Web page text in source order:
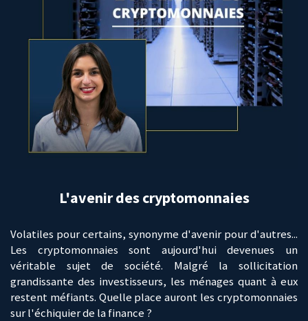
L'avenir des cryptomonnaies
Volatiles pour certains, synonyme d'avenir pour d'autres...
Les cryptomonnaies sont aujourd'hui devenues un
véritable sujet de société. Malgré la sollicitation
grandissante des investisseurs, les ménages quant à eux
restent méfiants. Quelle place auront les cryptomonnaies
sur l'échiquier de la finance ?